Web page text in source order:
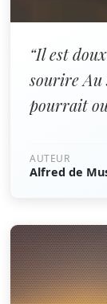
“Il est
sourire Au
pourrait
AUTEUR
Alfred de